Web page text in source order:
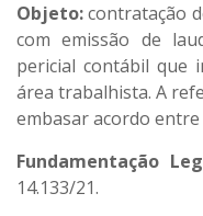
Objeto:contratação
com emissão de
pericial contábil que
área trabalhista. A
embasar acordo
Fundamentação
14.133/21.